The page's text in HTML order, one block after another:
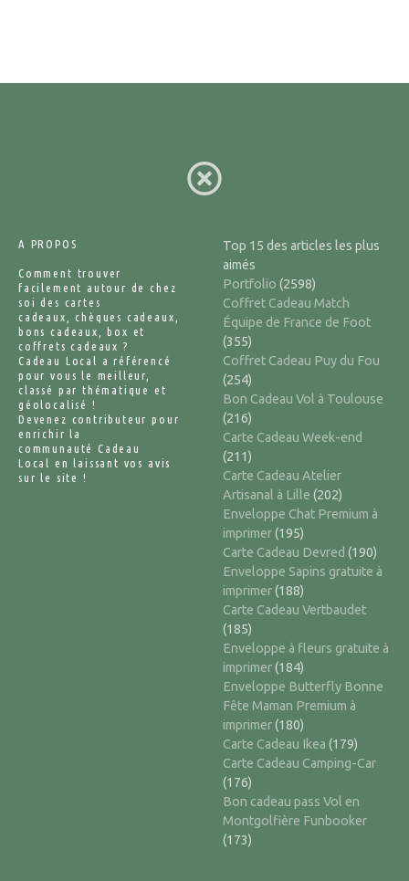
A PROPOS
Comment trouver
facilement autour de chez
soi des cartes
cadeaux, chèques cadeaux,
bons cadeaux, box et
coffrets cadeaux ?
Cadeau Local a référencé
pour vous le meilleur,
classé par thématique et
géolocalisé !
Devenez contributeur pour
enrichir la
communauté Cadeau
Local en laissant vos avis
sur le site !
Top 15 des articles les plus
aimés
Portfolio (2598)
Coffret Cadeau Match
Équipe de France de Foot
(355)
Coffret Cadeau Puy du Fou
(254)
Bon Cadeau Vol à Toulouse
(216)
Carte Cadeau Week-end
(211)
Carte Cadeau Atelier
Artisanal à Lille (202)
Enveloppe Chat Premium à
imprimer(195)
Carte Cadeau Devred (190)
Enveloppe Sapins gratuite à
imprimer(188)
Carte Cadeau Vertbaudet
(185)
Enveloppe à fleurs gratuite à
imprimer(184)
Enveloppe Butterfly Bonne
Fête Maman Premium à
imprimer(180)
Carte Cadeau Ikea (179)
Carte Cadeau Camping-Car
(176)
Bon cadeau pass Vol en
Montgolfière Funbooker
(173)